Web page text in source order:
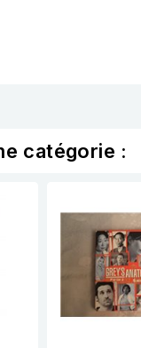
catégorie :